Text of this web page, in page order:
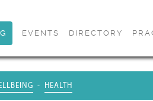
EVENTS DIRECTORY
HEALTH